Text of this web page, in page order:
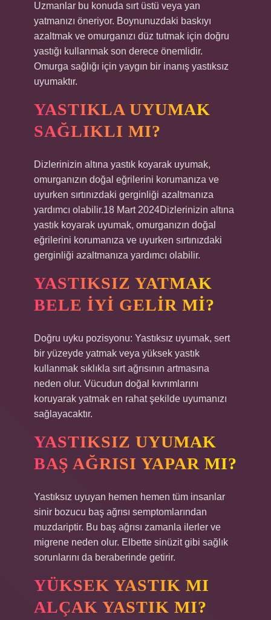
Uzmanlar bu konuda sırt üstü veya yan
yatmanızı öneriyor. Boynunuzdaki baskıyı
azaltmak ve omurganızı düz tutmak için doğru
yastığı kullanmak son derece önemlidir.
Omurga sağlığı için yaygın bir inanış yastıksız
uyumaktır.
YASTIKLA UYUMAK
SAĞLIKLI MI?
Dizlerinizin altına yastık koyarak uyumak,
omurganızın doğal eğrilerini korumanıza ve
uyurken sırtınızdaki gerginliği azaltmanıza
yardımcı olabilir.18 Mart 2024Dizlerinizin altına
yastık koyarak uyumak, omurganızın doğal
eğrilerini korumanıza ve uyurken sırtınızdaki
gerginliği azaltmanıza yardımcı olabilir.
YASTIKSIZ YATMAK
BELE IYI GELIR MI?
Doğru uyku pozisyonu: Yastıksız uyumak, sert
bir yüzeyde yatmak veya yüksek yastık
kullanmak sıklıkla sırt ağrısının artmasına
neden olur. Vücudun doğal kıvrımlarını
koruyarak yatmak en rahat şekilde uyumanızı
sağlayacaktır.
YASTIKSIZ UYUMAK
BAŞ AĞRISI YAPAR MI?
Yastıksız uyuyan hemen hemen tüm insanlar
sinir bozucu baş ağrısı semptomlarından
muzdariptir. Bu baş ağrısı zamanla ilerler ve
migrene neden olur. Elbette sinüzit gibi sağlık
sorunlarını da beraberinde getirir.
YÜKSEK YASTIK MI
ALÇAK YASTIK MI?